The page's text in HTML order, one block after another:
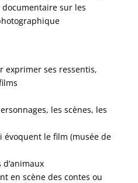
documentaire sur les
exprimer ses ressentis,
les scènes, les
évoquent le film (musée de
d’animaux
en scène des contes ou